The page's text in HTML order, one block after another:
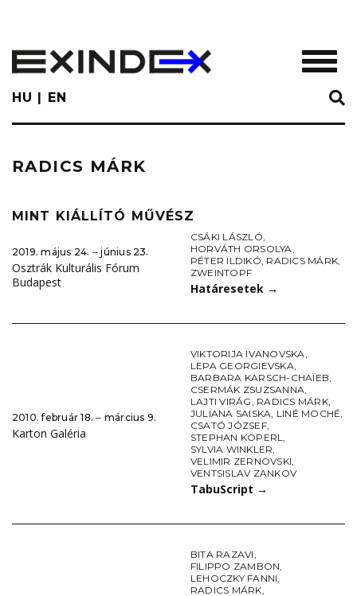
main
content
HU EN
RADICS MÁRK
MINT KIÁLLÍTÓ MŰVÉSZ
2019. május 24. ‒ június 23.
Osztrák Kulturális Fórum
Budapest
CSÁKI LÁSZLÓ,
HORVÁTH ORSOLYA,
PÉTER ILDIKÓ, RADICS MÁRK,
ZWEINTOPF
Határesetek →
2010. február 18. ‒ március 9.
Karton Galéria
VIKTORIJA IVANOVSKA,
LEPA GEORGIEVSKA,
BARBARA KARSCH-CHAÏEB,
CSERMÁK ZSUZSANNA,
LAJTI VIRÁG, RADICS MÁRK,
JULIANA SAISKA, LINÉ MOCHÉ,
CSATÓ JÓZSEF,
STEPHAN KÖPERL,
SYLVIA WINKLER,
VELIMIR ZERNOVSKI,
VENTSISLAV ZANKOV
TabuScript →
BITA RAZAVI,
FILIPPO ZAMBON,
LEHOCZKY FANNI,
RADICS MÁRK,